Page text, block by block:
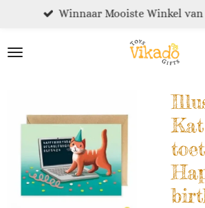
naar
Winnaar Mooiste Winkel van